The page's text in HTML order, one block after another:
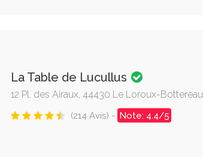
La Table de Lucullus
12 Pl. des Airaux, 44430 Le Loroux-Bottereau
(214 Avis) - Note: 4.4/5